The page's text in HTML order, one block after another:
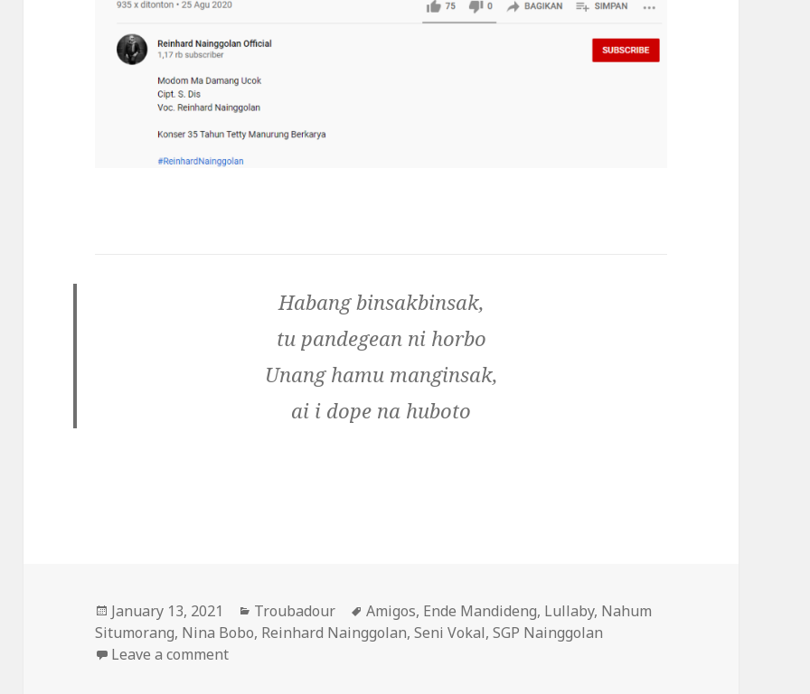
Habang binsakbinsak,
tu pandegean ni horbo
Unang hamu manginsak,
ai i dope na huboto
Posted
on
January 13, 2021 Categories
Troubadour Tags
Amigos, Ende Mandideng, Lullaby, Nahum
Situmorang, Nina Bobo, Reinhard Nainggolan,Seni Vokal,SGP Nainggolan
Leave a comment